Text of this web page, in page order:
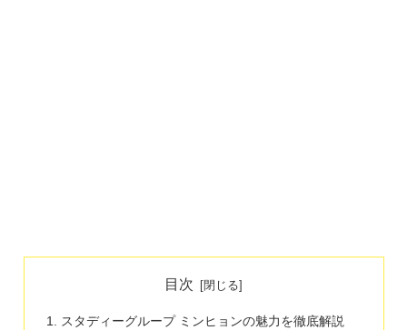
目次
スタディーグループ ミンヒョンの魅力を徹底解説